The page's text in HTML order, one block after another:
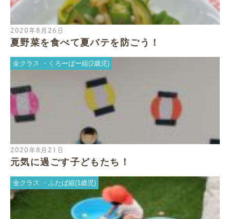
2020年8月26日
夏野菜を食べて夏バテを防ごう！
全クラス くろーばー組(2歳児)
2020年8月21日
元気に過ごす子どもたち！
全クラス ふたば組(1歳児)